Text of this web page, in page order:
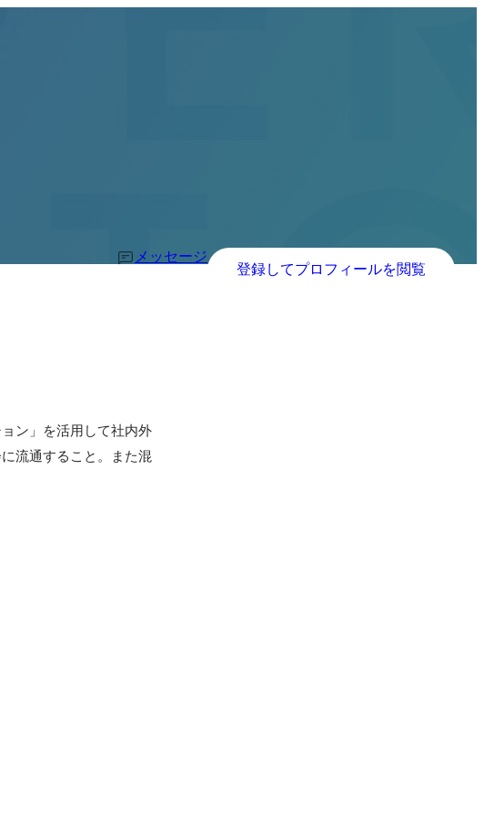
メッセージ
登録してプロフィールを閲覧
ン」を活用して社内外
流通すること。また混